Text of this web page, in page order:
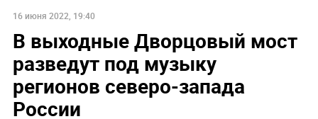
16 июня 2022, 19:40
В выходные Дворцовый мост
разведут под музыку
регионов северо-запада
России